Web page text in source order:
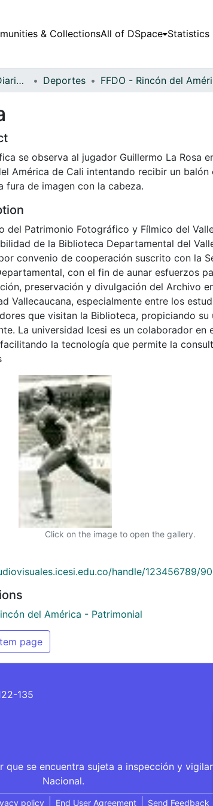
& CollectionsAll of DSpace Statistics
Fondo Fotográfico Diario Occidente Deportes
se observa al jugador Guillermo La Rosa
América de Cali intentando recibir un balón
fura de imagen con la cabeza.
del Patrimonio Fotográfico y Fílmico del
de la Biblioteca Departamental del
convenio de cooperación suscrito con la
con el fin de aunar esfuerzos
preservación y divulgación del Archivo
Vallecaucana, especialmente entre los
que visitan la Biblioteca, propiciando su
La universidad Icesi es un colaborador en
la tecnología que permite la
Click on the image to open the gallery.
handle/123456789/
del América - Patrimonial
page
135
se encuentra sujeta a inspección y
Nacional.
policy End User Agreement Send Feedback